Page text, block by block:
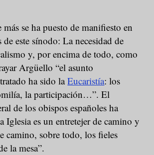
más se ha puesto de manifiesto en
este sínodo: La necesidad de
y, por encima de todo, como
Argüello “el asunto
ha sido laEucaristía: los
la participación…”. El
de los obispos españoles ha
Iglesia es un entretejer de camino y
camino, sobre todo, los fieles
la mesa”.